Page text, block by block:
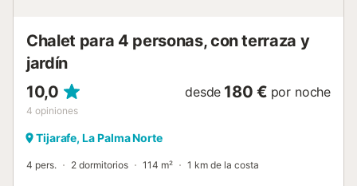
Chalet para 4 personas, con terraza y
jardín
10,0
4 opiniones
desde 180 € por noche
Tijarafe, La Palma Norte
4 pers. 2 dormitorios 114 m² 1 km de la costa